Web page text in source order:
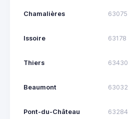
Chamalières 63075
Issoire 63178
Thiers 63430
Beaumont 63032
Pont-du-Château 63284